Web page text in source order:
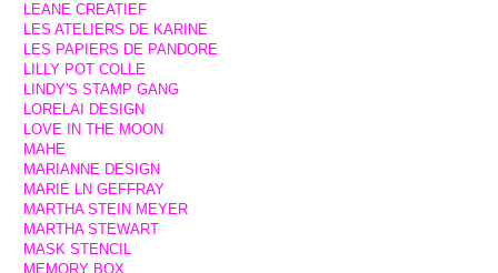
LEANE CREATIEF
LES ATELIERS DE KARINE
LES PAPIERS DE PANDORE
LILLY POT COLLE
LINDY'S STAMP GANG
LORELAI DESIGN
LOVE IN THE MOON
MAHE
MARIANNE DESIGN
MARIE LN GEFFRAY
MARTHA STEIN MEYER
MARTHA STEWART
MASK STENCIL
MEMORY BOX